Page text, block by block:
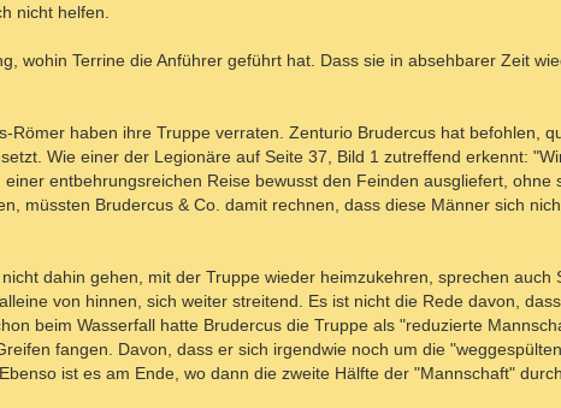
nicht helfen.
wohin Terrine die Anführer geführt hat. Dass sie in absehbarer Zeit
Römer haben ihre Truppe verraten. Zenturio Brudercus hat befohlen,
Wie einer der Legionäre auf Seite 37, Bild 1 zutreffend erkennt:
entbehrungsreichen Reise bewusst den Feinden ausgliefert, ohne
müssten Brudercus & Co. damit rechnen, dass diese Männer sich
dahin gehen, mit der Truppe wieder heimzukehren, sprechen auch
von hinnen, sich weiter streitend. Es ist nicht die Rede davon,
beim Wasserfall hatte Brudercus die Truppe als "reduzierte
fangen. Davon, dass er sich irgendwie noch um die
ist es am Ende, wo dann die zweite Hälfte der "Mannschaft"